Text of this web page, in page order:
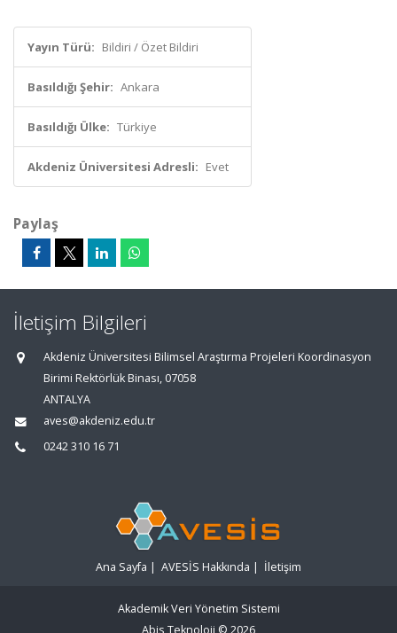
Yayın Türü: Bildiri / Özet Bildiri
Basıldığı Şehir: Ankara
Basıldığı Ülke: Türkiye
Akdeniz Üniversitesi Adresli: Evet
Paylaş
İletişim Bilgileri
Akdeniz Üniversitesi Bilimsel Araştırma Projeleri Koordinasyon
Birimi Rektörlük Binası, 07058
ANTALYA
aves@akdeniz.edu.tr
0242 310 16 71
Ana Sayfa | AVESİS Hakkında | İletişim
Akademik Veri Yönetim Sistemi
Abis Teknoloji © 2026